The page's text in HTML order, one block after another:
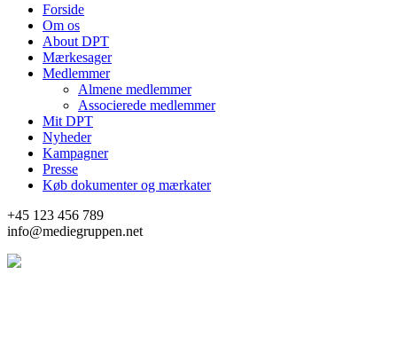
Forside
Om os
About DPT
Mærkesager
Medlemmer
Almene medlemmer
Associerede medlemmer
Mit DPT
Nyheder
Kampagner
Presse
Køb dokumenter og mærkater
+45 123 456 789
info@mediegruppen.net